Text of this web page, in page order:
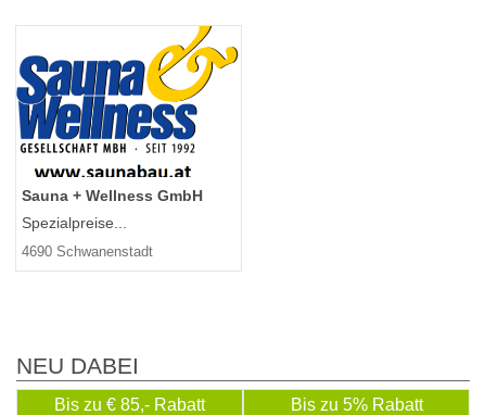
Sauna + Wellness GmbH
Spezialpreise...
4690 Schwanenstadt
NEU DABEI
Bis zu € 85,- Rabatt Bis zu 5% Rabatt